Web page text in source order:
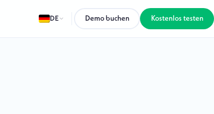
DE Demo buchen Kostenlos testen